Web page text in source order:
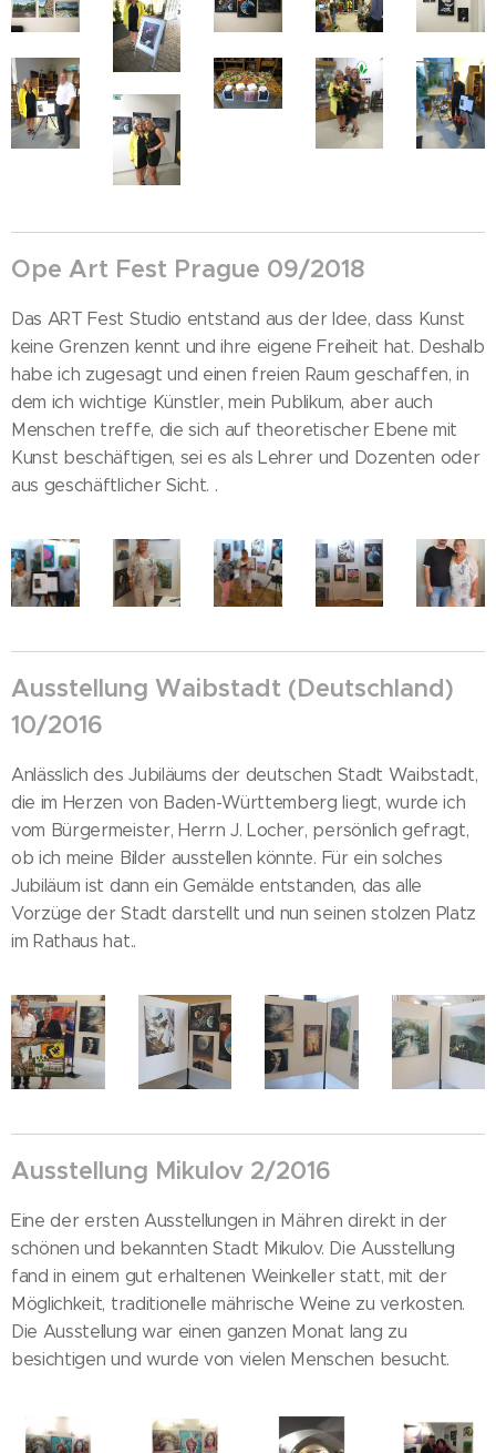
Ope Art Fest Prague 09/2018
Das ART Fest Studio entstand aus der Idee, dass Kunst
keine Grenzen kennt und ihre eigene Freiheit hat. Deshalb
habe ich zugesagt und einen freien Raum geschaffen, in
dem ich wichtige Künstler, mein Publikum, aber auch
Menschen treffe, die sich auf theoretischer Ebene mit
Kunst beschäftigen, sei es als Lehrer und Dozenten oder
aus geschäftlicher Sicht. .
Ausstellung Waibstadt (Deutschland)
10/2016
Anlässlich des Jubiläums der deutschen Stadt Waibstadt,
die im Herzen von Baden-Württemberg liegt, wurde ich
vom Bürgermeister, Herrn J. Locher, persönlich gefragt,
ob ich meine Bilder ausstellen könnte. Für ein solches
Jubiläum ist dann ein Gemälde entstanden, das alle
Vorzüge der Stadt darstellt und nun seinen stolzen Platz
im Rathaus hat..
Ausstellung Mikulov 2/2016
Eine der ersten Ausstellungen in Mähren direkt in der
schönen und bekannten Stadt Mikulov. Die Ausstellung
fand in einem gut erhaltenen Weinkeller statt, mit der
Möglichkeit, traditionelle mährische Weine zu verkosten.
Die Ausstellung war einen ganzen Monat lang zu
besichtigen und wurde von vielen Menschen besucht.